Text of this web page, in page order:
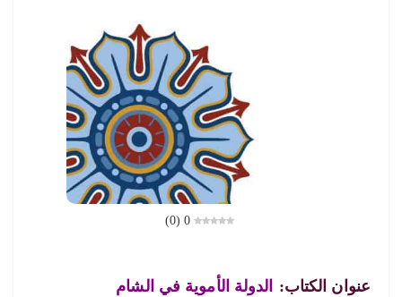
0
(
0
)
عنوان الكتاب: الدولة الأموية في الشام